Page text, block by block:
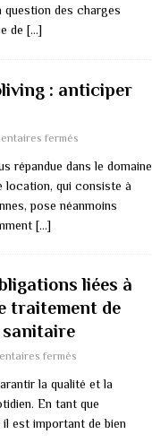
des charges
de […]
: anticiper
fermés
répandue dans le domaine
location, qui consiste à
pose néanmoins
[…]
liées à
traitement de
sanitaire
fermés
la qualité et la
En tant que
est important de bien